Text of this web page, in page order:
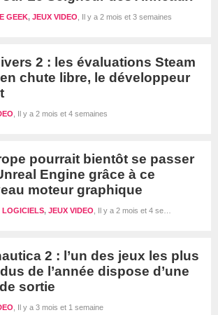
Il y a 2 mois et 3 semaines
GEEK, JEUX VIDEO
2 : les évaluations Steam
chute libre, le développeur
Il y a 2 mois et 4 semaines
pourrait bientôt se passer
Engine grâce à ce
moteur graphique
Il y a 2 mois et 4 semaines
LOGICIELS, JEUX VIDEO
2 : l’un des jeux les plus
de l’année dispose d’une
sortie
Il y a 3 mois et 1 semaine